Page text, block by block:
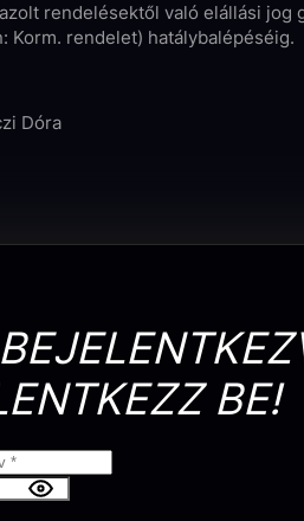
rendelésektől való elállási jog
Korm. rendelet) hatálybalépéséig.
Dóra
BE!